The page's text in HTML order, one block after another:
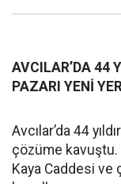
AVCILAR’DA 44
PAZARI YENİ
Avcılar’da 44
çözüme kavuştu.
Kaya Caddesi